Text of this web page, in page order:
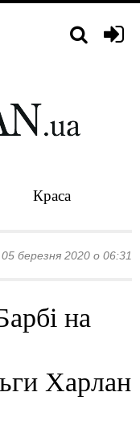
Краса
05 березня 2020 о 06:31
на
Харлан